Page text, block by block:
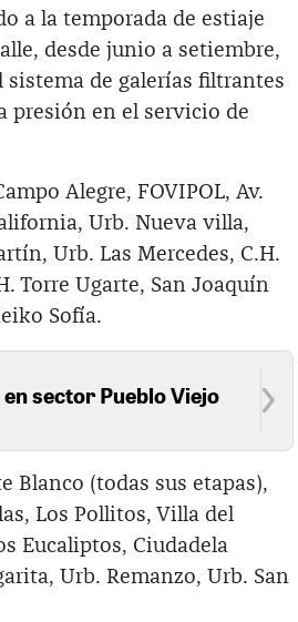
a la temporada de estiaje
desde junio a setiembre,
de galerías filtrantes
presión en el servicio de
Alegre, FOVIPOL, Av.
Urb. Nueva villa,
Urb. Las Mercedes, C.H.
Torre Ugarte, San Joaquín
Sofía.
sector Pueblo Viejo
Blanco (todas sus etapas),
Los Pollitos, Villa del
Eucaliptos, Ciudadela
Urb. Remanzo, Urb. San